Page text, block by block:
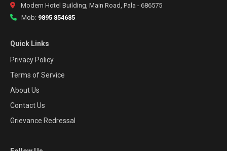
Modern Hotel Building, Main Road, Pala - 686575
Mob: 9895 854685
Quick Links
Privacy Policy
Terms of Service
About Us
Contact Us
Grievance Redressal